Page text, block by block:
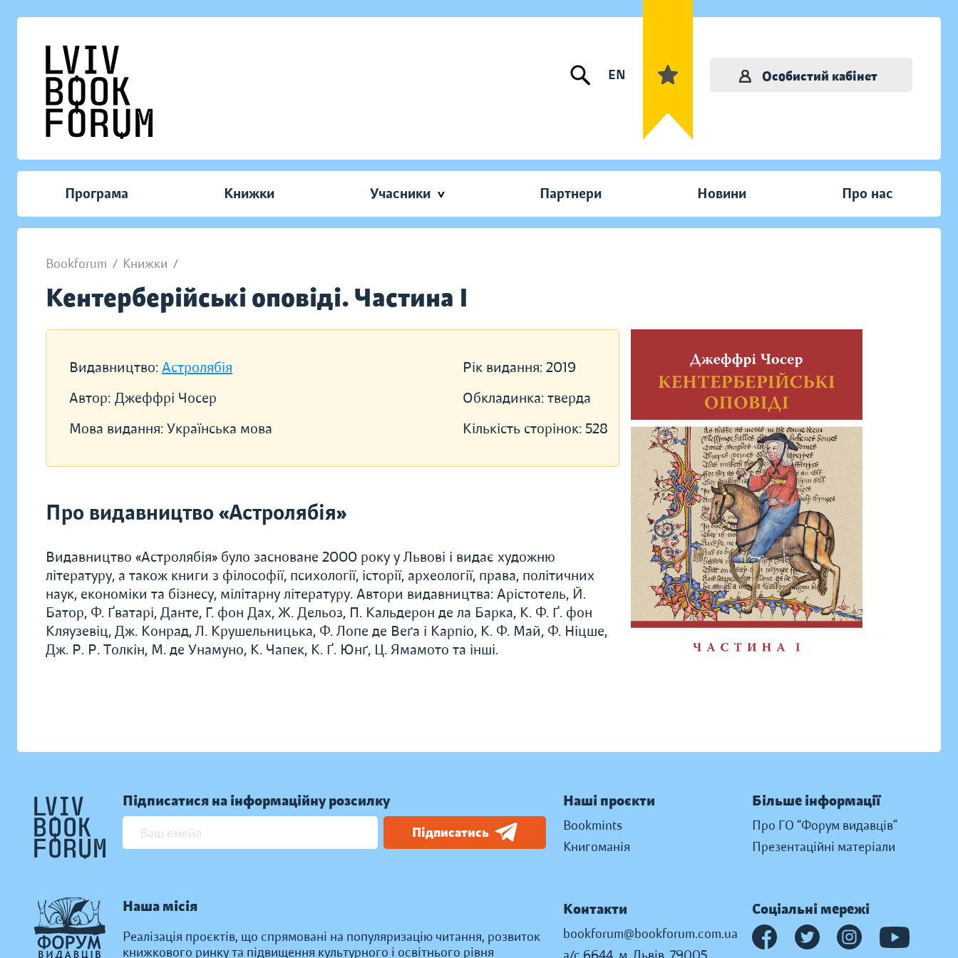
EN Особистий кабінет
Програма Книжки Учасники Партнери Новини Про нас
Bookforum / Книжки /
Кентерберійські оповіді. Частина І
Видавництво: Астролябія
Автор: Джеффрі Чосер
Мова видання: Українська мова
Рік видання: 2019
Обкладинка: тверда
Кількість сторінок: 528
Про видавництво «Астролябія»
Видавництво «Астролябія» було засноване 2000 року у Львові і видає художню
літературу, а також книги з філософії, психології, історії, археології, права, політичних
наук, економіки та бізнесу, мілітарну літературу. Автори видавництва: Арістотель, Й.
Батор, Ф. Ґватарі, Данте, Г. фон Дах, Ж. Дельоз, П. Кальдерон де ла Барка, К. Ф. Ґ. фон
Кляузевіц, Дж. Конрад, Л. Крушельницька, Ф. Лопе де Веґа і Карпіо, К. Ф. Май, Ф. Ніцше,
Дж. Р. Р. Толкін, М. де Унамуно, К. Чапек, К. Ґ. Юнґ, Ц. Ямамото та інші.
Підписатися на інформаційну розсилку
Підписатись
Наша місія
Реалізація проєктів, що спрямовані на популяризацію читання, розвиток
книжкового ринку та підвищення культурного і освітнього рівня
Наші проєкти
Bookmints
Книгоманія
Більше інформації
Про ГО “Форум видавців”
Презентаційні матеріали
Контакти
bookforum@bookforum.com.ua
Соціальні мережі